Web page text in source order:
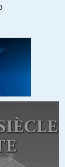
carcéraux
les libertés
trop en avance
millénaires.
européens.